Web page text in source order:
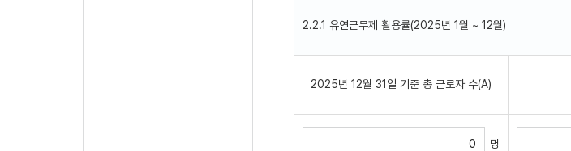
2.2.1 유연근무제 활용률(2025년 1월 ~ 12월)
2025년 12월 31일 기준 총 근로자 수(A)
명